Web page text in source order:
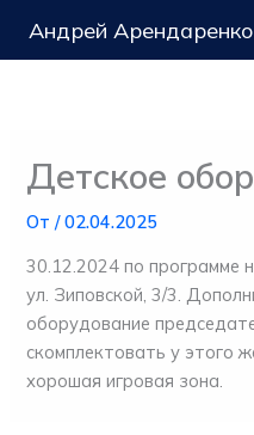
Андрей Арендаренко
Детское
От/02.04.2025
30.12.2024 по программе
ул. Зиповской, 3/3.
оборудование
скомплектовать у этого
хорошая игровая зона.